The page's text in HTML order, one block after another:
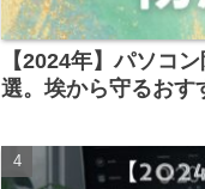
【2024年】パソコ
選。埃から守るおす